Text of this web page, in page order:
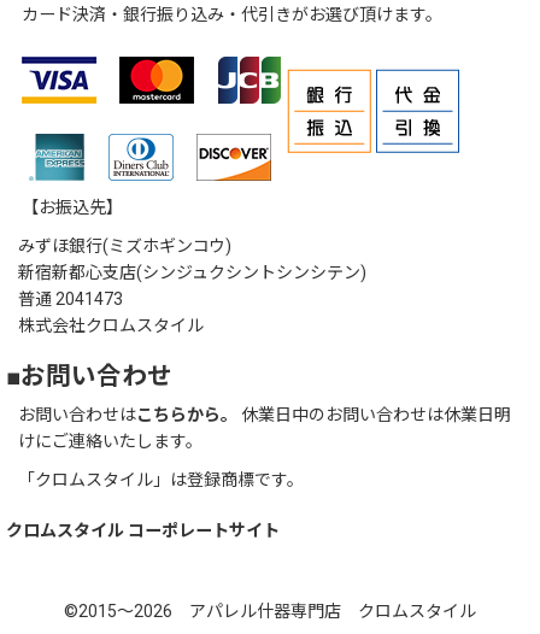
カード決済・銀行振り込み・代引きがお選び頂けます。
【お振込先】
みずほ銀行(ミズホギンコウ)
新宿新都心支店(シンジュクシントシンシテン)
普通 2041473
株式会社クロムスタイル
■お問い合わせ
お問い合わせはこちらから。
休業日中のお問い合わせは休業日明
けにご連絡いたします。
「クロムスタイル」は登録商標です。
クロムスタイル コーポレートサイト
©2015～2026 アパレル什器専門店 クロムスタイル